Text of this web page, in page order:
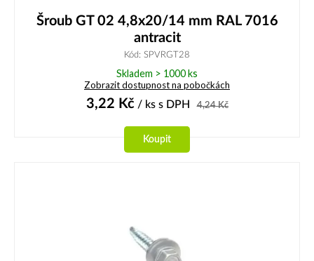
Šroub GT 02 4,8x20/14 mm RAL 7016
antracit
Kód: SPVRGT28
Skladem > 1000 ks
Zobrazit dostupnost na pobočkách
3,22 Kč/ ks s DPH 4,24Kč
Koupit